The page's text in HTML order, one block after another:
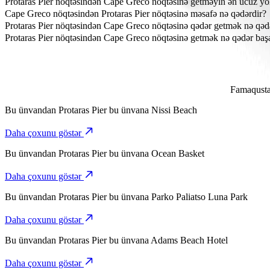
Protaras Pier nöqtəsindən Cape Greco nöqtəsinə çatmağın ən
Cape Greco nöqtəsindən Protaras Pier nöqtəsinə məsafə nə qədərdir?
Cape Greco Protaras Pier-dən təxminən 9,8 km məsafədədir.
Protaras Pier nöqtəsindən Cape Greco nöqtəsinə qədər getmək nə
Bolt ilə Protaras Pier nöqtəsindən Cape Greco nöqtəsinə getmək
Protaras Pier nöqtəsindən Cape Greco nöqtəsinə getmək nə qədər
Bu ünvandan Protaras Pier bu ünvana Nissi Beach
Daha çoxunu göstər
Bu ünvandan Protaras Pier bu ünvana Ocean Basket
Daha çoxunu göstər
Bu ünvandan Protaras Pier bu ünvana Parko Paliatso Luna Park
Daha çoxunu göstər
Bu ünvandan Protaras Pier bu ünvana Adams Beach Hotel
Daha çoxunu göstər